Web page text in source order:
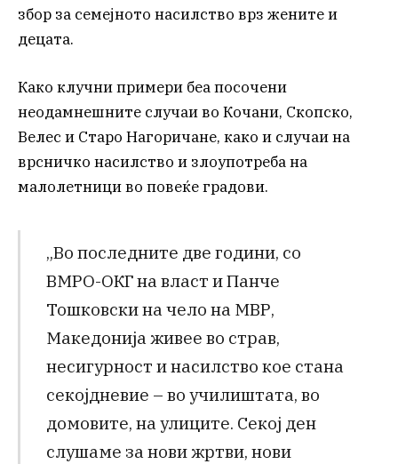
збор за семејното насилство врз жените и
децата.
Како клучни примери беа посочени
неодамнешните случаи во Кочани, Скопско,
Велес и Старо Нагоричане, како и случаи на
врсничко насилство и злоупотреба на
малолетници во повеќе градови.
„Во последните две години, со
ВМРО-ОКГ на власт и Панче
Тошковски на чело на МВР,
Македонија живее во страв,
несигурност и насилство кое стана
секојдневие – во училиштата, во
домовите, на улиците. Секој ден
слушаме за нови жртви, нови